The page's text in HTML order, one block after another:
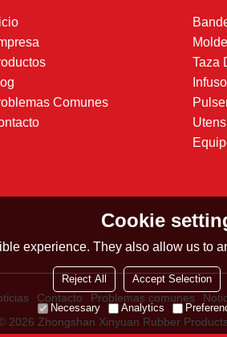
Comunes
Contacto Problemas comunes
2026 Zhongshan Xinyuan Rubber
Cookie
experience. They also allow us to
Reject All Accept Selection
Necessary Analytics